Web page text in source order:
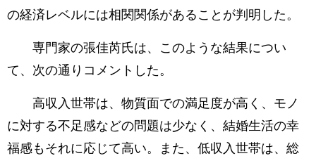
の経済レベルには相関関係があることが判明した。
専門家の張佳芮氏は、このような結果につい
て、次の通りコメントした。
高収入世帯は、物質面での満足度が高く、モノ
に対する不足感などの問題は少なく、結婚生活の幸
福感もそれに応じて高い。また、低収入世帯は、総